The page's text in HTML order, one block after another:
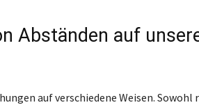
Abständen auf
auf verschiedene Weisen. Sowohl